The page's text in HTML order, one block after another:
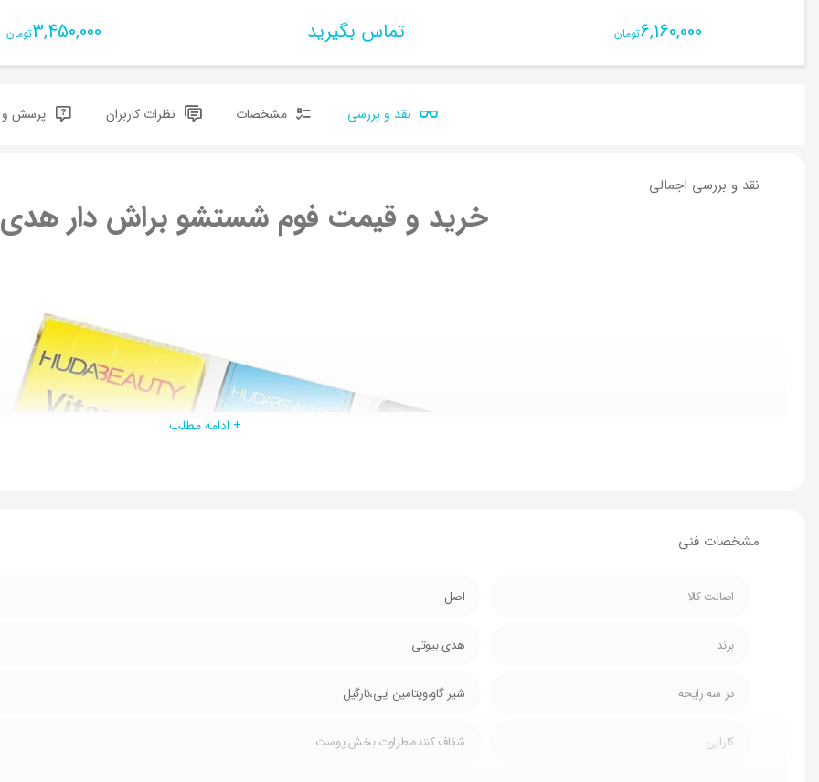
6,160,000تومان تماس بگیرید 3,450,000تومان
نقد و بررسی مشخصات نظرات کاربران پرسش و
نقد و بررسی اجمالی
خرید و قیمت فوم شستشو براش دار
+ ادامه مطلب
مشخصات فنی
اصالت کالا اصل
برند هدی بیوتی
در سه رایحه شیر گاو،ویتامین ایی،نارگیل
کارایی شفاف کننده،طراوت بخش پوست